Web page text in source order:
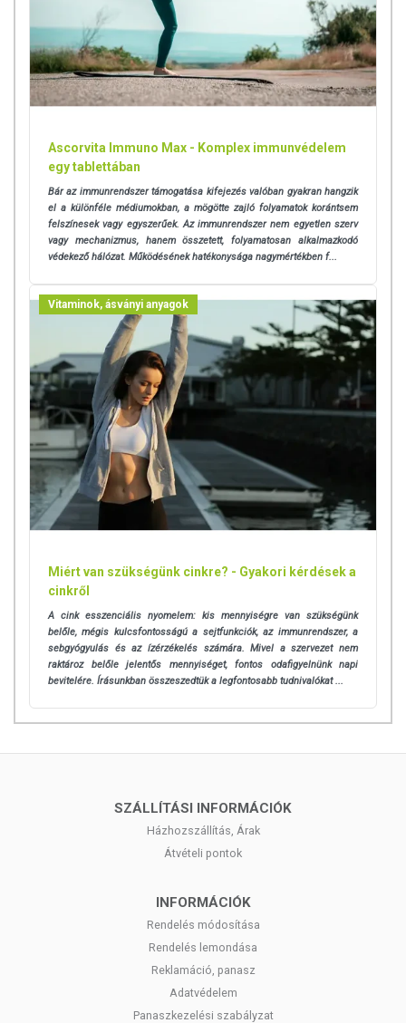
Ascorvita Immuno Max - Komplex immunvédelem
egy tablettában
Bár az immunrendszer támogatása kifejezés valóban gyakran hangzik
el a különféle médiumokban, a mögötte zajló folyamatok korántsem
felszínesek vagy egyszerűek. Az immunrendszer nem egyetlen szerv
vagy mechanizmus, hanem összetett, folyamatosan alkalmazkodó
védekező hálózat. Működésének hatékonysága nagymértékben f...
Vitaminok, ásványi anyagok
Miért van szükségünk cinkre? - Gyakori kérdések a
cinkről
A cink esszenciális nyomelem: kis mennyiségre van szükségünk
belőle, mégis kulcsfontosságú a sejtfunkciók, az immunrendszer, a
sebgyógyulás és az ízérzékelés számára. Mivel a szervezet nem
raktároz belőle jelentős mennyiséget, fontos odafigyelnünk napi
bevitelére. Írásunkban összeszedtük a legfontosabb tudnivalókat ...
SZÁLLÍTÁSI INFORMÁCIÓK
Házhozszállítás, Árak
Átvételi pontok
INFORMÁCIÓK
Rendelés módosítása
Rendelés lemondása
Reklamáció, panasz
Adatvédelem
Panaszkezelési szabályzat